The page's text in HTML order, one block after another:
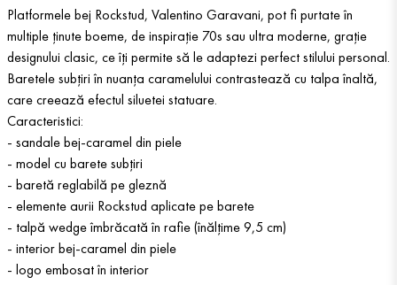
Platformele bej Rockstud, Valentino Garavani, pot fi purtate în
multiple ținute boeme, de inspirație 70s sau ultra moderne, grație
designului clasic, ce îți permite să le adaptezi perfect stilului personal.
Baretele subțiri în nuanța caramelului contrastează cu talpa înaltă,
care creează efectul siluetei statuare.
Caracteristici:
- sandale bej-caramel din piele
- model cu barete subțiri
- baretă reglabilă pe gleznă
- elemente aurii Rockstud aplicate pe barete
- talpă wedge îmbrăcată în rafie (înălțime 9,5 cm)
- interior bej-caramel din piele
- logo embosat în interior